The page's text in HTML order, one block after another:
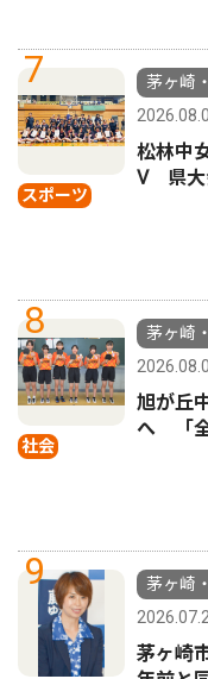
7
スポーツ
茅ヶ崎
松林中
Ⅴ 県大
8
社会
茅ヶ崎
旭が丘
へ 「全
9
茅ヶ崎
茅ヶ崎